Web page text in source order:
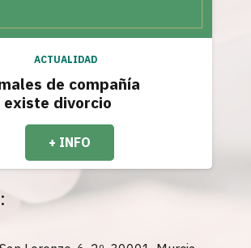
ACTUALIDAD
de compañía
existe divorcio
+ INFO